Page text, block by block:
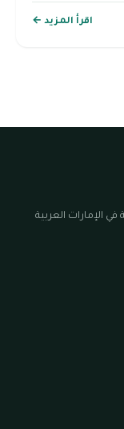
اقرأ المزيد ←
الإمارات العربية